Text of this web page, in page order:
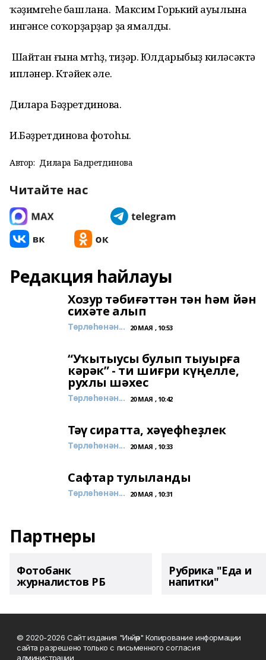
ҡәҙимгеһе башлана. Максим Горький ауылына
ингәнсе соҡорҙарҙар ҙа ямалды.
Шайтан ғына өмөтһөҙ, тиҙәр. Юлдарыбыҙ киләсәктә
ипләнер. Көтәйек әле.
Дилара Бәҙретдинова.
И.Бәҙретдинова фотоһы.
Автор: Дилара Бадретдинова
Читайте нас
Редакция һайлауы
Хозур тәбиғәттән тән һәм йән
сихәте алып
Төрлөһөнән... 20 МАЯ , 10:53
“Уҡытыусы булып тыуырға
кәрәк” - ти шиғри күңелле,
рухлы шәхес
Төрлөһөнән... 20 МАЯ , 10:42
Тәү сиратта, хәүефһеҙлек
Төрлөһөнән... 20 МАЯ , 10:33
Сафтар тулыланды
Төрлөһөнән... 20 МАЯ , 10:31
Партнеры
Фотобанк
журналистов РБ
Рубрика "Еда и
напитки"
© 2020-2026 Сайт издания "Инйәр" Копирование информации
сайта разрешено только с письменного согласия
администрации